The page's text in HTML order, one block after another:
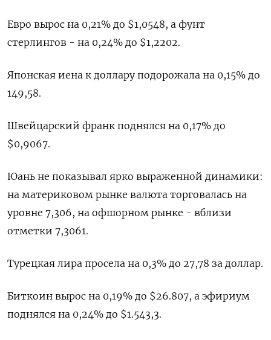
Евро вырос на 0,21% до $1,0548​, а фунт
стерлингов - на 0,24% до $1,2202​.
Японская иена к доллару подорожала на 0,15%​ до
149,58.
Швейцарский франк поднялся на 0,17% до
$0,9067​.
Юань не показывал ярко выраженной динамики:
на материковом рынке валюта торговалась на
уровне 7,306​, на офшорном рынке - вблизи
отметки 7,3061.
Турецкая лира просела на 0,3% до 27,78 за доллар.
Биткоин вырос на 0,19% до $26.807, а эфириум
поднялся на 0,24% до $1.543,3.